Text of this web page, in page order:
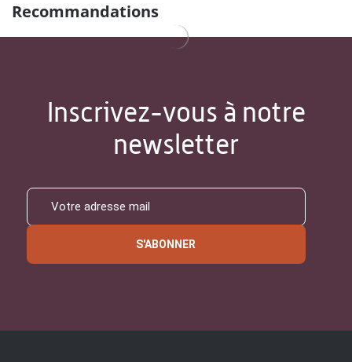
Recommandations
Inscrivez-vous à notre
newsletter
S'ABONNER